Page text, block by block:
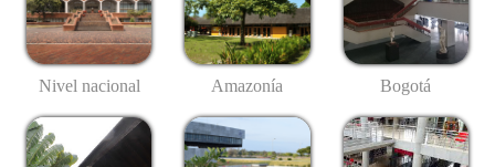
Nivel nacional Amazonía Bogotá